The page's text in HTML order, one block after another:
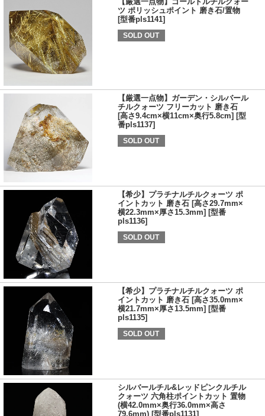
ツ ポリッシュポイント 磨き石/置物
[型番pls1141]
SOLD OUT
【厳選一点物】ガーデン・シルバール
チルクォーツ フリーカット 磨き石
[高さ9.4cm×横11cm×奥行5.8cm] [型
番pls1137]
SOLD OUT
【希少】プラチナルチルクォーツ ポ
イントカット 磨き石 [高さ29.7mm×
横22.3mm×厚さ15.3mm] [型番
pls1136]
SOLD OUT
【希少】プラチナルチルクォーツ ポ
イントカット 磨き石 [高さ35.0mm×
横21.7mm×厚さ13.5mm] [型番
pls1135]
SOLD OUT
シルバールチル&レッドピンクルチル
クォーツ 六角柱ポイントカット 置物
(横42.0mm×奥行36.0mm×高さ
79.6mm) [型番pls1131]